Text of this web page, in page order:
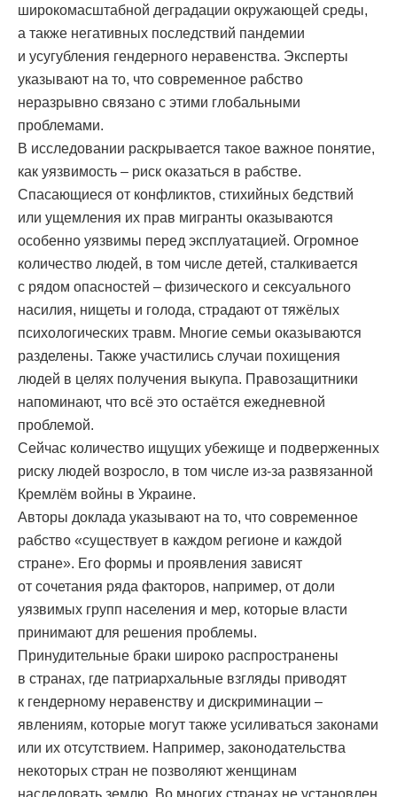
широкомасштабной деградации окружающей среды,
а также негативных последствий пандемии
и усугубления гендерного неравенства. Эксперты
указывают на то, что современное рабство
неразрывно связано с этими глобальными
проблемами.
В исследовании раскрывается такое важное понятие,
как уязвимость – риск оказаться в рабстве.
Спасающиеся от конфликтов, стихийных бедствий
или ущемления их прав мигранты оказываются
особенно уязвимы перед эксплуатацией. Огромное
количество людей, в том числе детей, сталкивается
с рядом опасностей – физического и сексуального
насилия, нищеты и голода, страдают от тяжёлых
психологических травм. Многие семьи оказываются
разделены. Также участились случаи похищения
людей в целях получения выкупа. Правозащитники
напоминают, что всё это остаётся ежедневной
проблемой.
Сейчас количество ищущих убежище и подверженных
риску людей возросло, в том числе из-за развязанной
Кремлём войны в Украине.
Авторы доклада указывают на то, что современное
рабство «существует в каждом регионе и каждой
стране». Его формы и проявления зависят
от сочетания ряда факторов, например, от доли
уязвимых групп населения и мер, которые власти
принимают для решения проблемы.
Принудительные браки широко распространены
в странах, где патриархальные взгляды приводят
к гендерному неравенству и дискриминации –
явлениям, которые могут также усиливаться законами
или их отсутствием. Например, законодательства
некоторых стран не позволяют женщинам